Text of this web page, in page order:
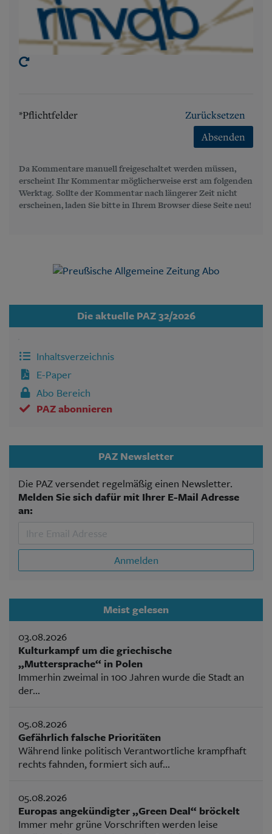
*Pflichtfelder
Zurücksetzen
Absenden
Da Kommentare manuell freigeschaltet werden müssen,
erscheint Ihr Kommentar möglicherweise erst am folgenden
Werktag. Sollte der Kommentar nach längerer Zeit nicht
erscheinen, laden Sie bitte in Ihrem Browser diese Seite neu!
Die aktuelle PAZ 32/2026
Inhaltsverzeichnis
E-Paper
Abo Bereich
PAZ abonnieren
PAZ Newsletter
Die PAZ versendet regelmäßig einen Newsletter.
Melden Sie sich dafür mit Ihrer E-Mail Adresse
an:
Anmelden
Meist gelesen
03.08.2026
Kulturkampf um die griechische
„Muttersprache“ in Polen
Immerhin zweimal in 100 Jahren wurde die Stadt an
der...
05.08.2026
Gefährlich falsche Prioritäten
Während linke politisch Verantwortliche krampfhaft
rechts fahnden, formiert sich auf...
05.08.2026
Europas angekündigter „Green Deal“ bröckelt
Immer mehr grüne Vorschriften werden leise